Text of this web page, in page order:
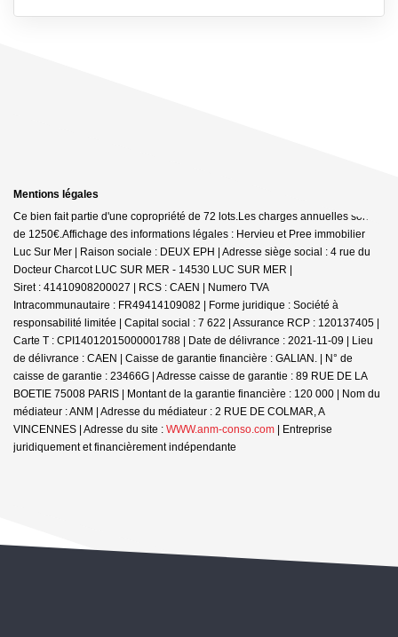
Mentions légales
Ce bien fait partie d'une copropriété de 72 lots.Les charges annuelles sont
de 1250€.Affichage des informations légales : Hervieu et Pree immobilier
Luc Sur Mer | Raison sociale : DEUX EPH | Adresse siège social : 4 rue du
Docteur Charcot LUC SUR MER - 14530 LUC SUR MER |
Siret : 41410908200027 | RCS : CAEN | Numero TVA
Intracommunautaire : FR49414109082 | Forme juridique : Société à
responsabilité limitée | Capital social : 7 622 | Assurance RCP : 120137405 |
Carte T : CPI14012015000001788 | Date de délivrance : 2021-11-09 | Lieu
de délivrance : CAEN | Caisse de garantie financière : GALIAN. | N° de
caisse de garantie : 23466G | Adresse caisse de garantie : 89 RUE DE LA
BOETIE 75008 PARIS | Montant de la garantie financière : 120 000 | Nom du
médiateur : ANM | Adresse du médiateur : 2 RUE DE COLMAR, A
VINCENNES | Adresse du site : WWW.anm-conso.com | Entreprise
juridiquement et financièrement indépendante